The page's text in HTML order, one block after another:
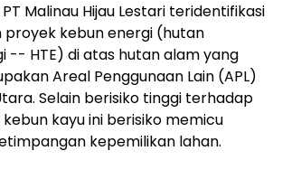
PT Malinau Hijau Lestari teridentifikasi
proyek kebun energi (hutan
-- HTE) di atas hutan alam yang
Areal Penggunaan Lain (APL)
Selain berisiko tinggi terhadap
kayu ini berisiko memicu
kepemilikan lahan.